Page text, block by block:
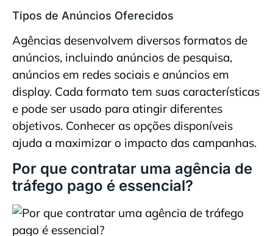
Tipos de Anúncios Oferecidos
Agências desenvolvem diversos formatos de
anúncios, incluindo anúncios de pesquisa,
anúncios em redes sociais e anúncios em
display. Cada formato tem suas características
e pode ser usado para atingir diferentes
objetivos. Conhecer as opções disponíveis
ajuda a maximizar o impacto das campanhas.
Por que contratar uma agência de
tráfego pago é essencial?